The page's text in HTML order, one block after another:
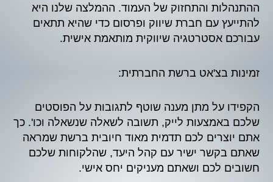
ההתנהלות והתחזוק של העמוד. ההמלצה שלנו היא
להתייעץ עם חברת שיווק ופרסום כדי שהיא תתאים
עבורכם אסטרטגיה שיווקית מותאמת אישית.
זמינות בצ'אט ברשת החברתית:
הקפידו על מתן מענה שוטף לתגובות על הפוסטים
שלכם באמצעות לייק, תשובה לשאלה שנשאלה וכו'. כך
אתם יוצרים לכם תדמית מאוד חיובית ברשת שמראה
שאתם בקשר ישיר עם קהל היעד, שהלקוחות שלכם
חשובים לכם ושאתם מעניקים יחס אישי.